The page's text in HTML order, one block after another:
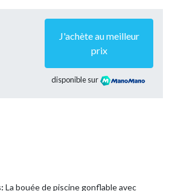
J'achète au meilleur
prix
disponible sur
La bouée de piscine gonflable avec